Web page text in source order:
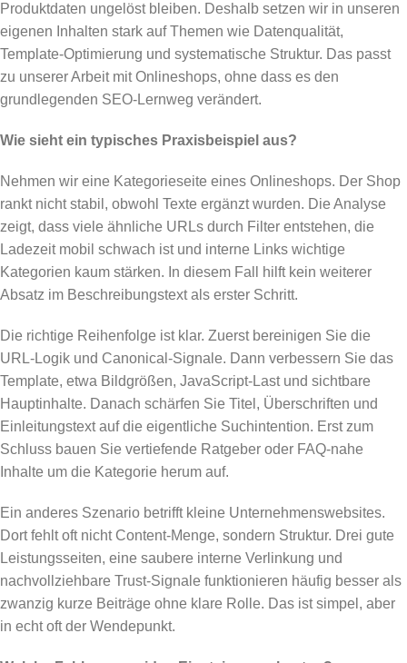
Produktdaten ungelöst bleiben. Deshalb setzen wir in unseren
eigenen Inhalten stark auf Themen wie Datenqualität,
Template-Optimierung und systematische Struktur. Das passt
zu unserer Arbeit mit Onlineshops, ohne dass es den
grundlegenden SEO-Lernweg verändert.
Wie sieht ein typisches Praxisbeispiel aus?
Nehmen wir eine Kategorieseite eines Onlineshops. Der Shop
rankt nicht stabil, obwohl Texte ergänzt wurden. Die Analyse
zeigt, dass viele ähnliche URLs durch Filter entstehen, die
Ladezeit mobil schwach ist und interne Links wichtige
Kategorien kaum stärken. In diesem Fall hilft kein weiterer
Absatz im Beschreibungstext als erster Schritt.
Die richtige Reihenfolge ist klar. Zuerst bereinigen Sie die
URL-Logik und Canonical-Signale. Dann verbessern Sie das
Template, etwa Bildgrößen, JavaScript-Last und sichtbare
Hauptinhalte. Danach schärfen Sie Titel, Überschriften und
Einleitungstext auf die eigentliche Suchintention. Erst zum
Schluss bauen Sie vertiefende Ratgeber oder FAQ-nahe
Inhalte um die Kategorie herum auf.
Ein anderes Szenario betrifft kleine Unternehmenswebsites.
Dort fehlt oft nicht Content-Menge, sondern Struktur. Drei gute
Leistungsseiten, eine saubere interne Verlinkung und
nachvollziehbare Trust-Signale funktionieren häufig besser als
zwanzig kurze Beiträge ohne klare Rolle. Das ist simpel, aber
in echt oft der Wendepunkt.